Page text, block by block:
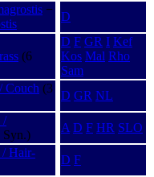
−
D
(6
D F GR I Kef
Kos Mal Rho
Sam
Couch (3
D GR NL
/
Syn.)
A D F HR SLO
/ Hair-
D F